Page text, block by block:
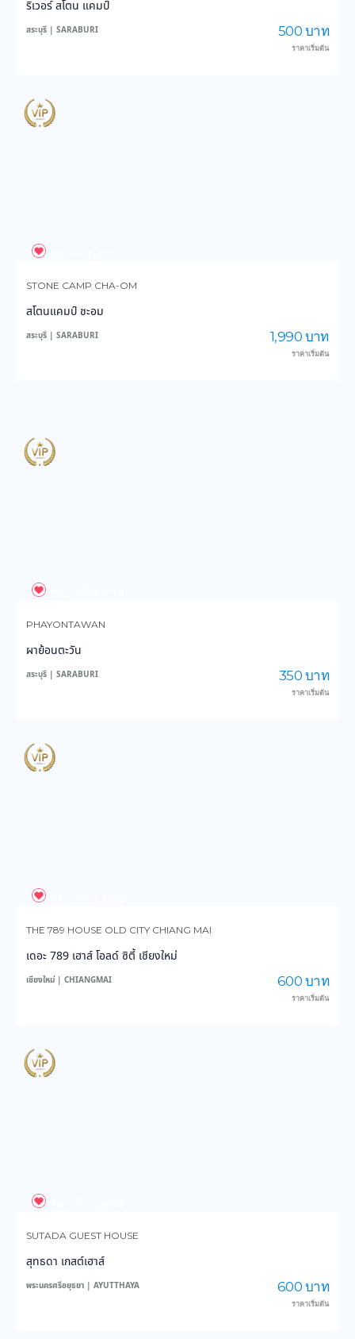
ริเวอร์ สโตน แคมป์
สระบุรี | SARABURI 500 บาท
ราคาเริ่มต้น
STONE CAMP CHA-OM
สโตนแคมป์ ชะอม
สระบุรี | SARABURI 1,990 บาท
ราคาเริ่มต้น
PHAYONTAWAN
ผาย้อนตะวัน
สระบุรี | SARABURI 350 บาท
ราคาเริ่มต้น
THE 789 HOUSE OLD CITY CHIANG MAI
เดอะ 789 เฮาส์ โอลด์ ซิตี้ เชียงใหม่
เชียงใหม่ | CHIANGMAI 600 บาท
ราคาเริ่มต้น
SUTADA GUEST HOUSE
สุทธดา เกสต์เฮาส์
พระนครศรีอยุธยา | AYUTTHAYA 600 บาท
ราคาเริ่มต้น